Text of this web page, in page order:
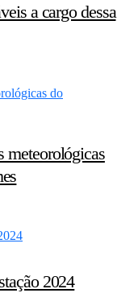
a cargo dessa
meteorológicas
2024